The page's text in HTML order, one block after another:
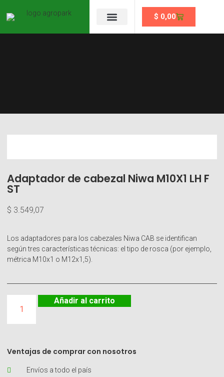
$ 0,00
Adaptador de cabezal Niwa M10X1 LH F
ST
$ 3.549,07
Los adaptadores para los cabezales Niwa CAB se identifican
según tres características técnicas: el tipo de rosca (por ejemplo,
métrica M10x1 o M12x1,5).
Añadir al carrito
Ventajas de comprar con nosotros
Envíos a todo el país